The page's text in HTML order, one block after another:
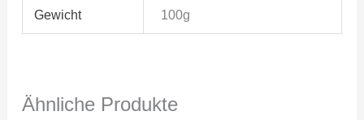
Gewicht 100g
Ähnliche Produkte